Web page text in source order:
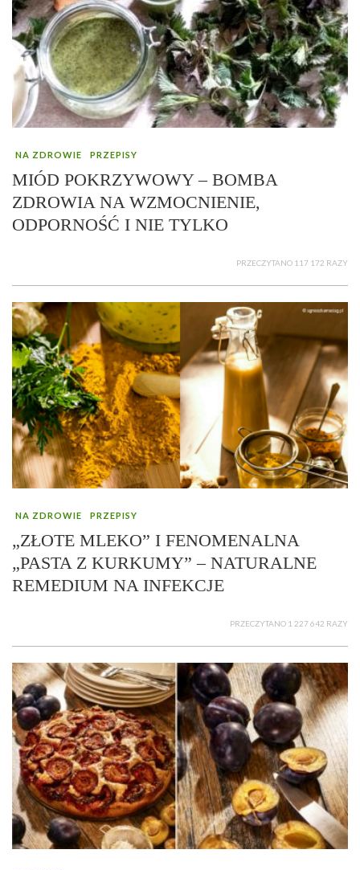
NA ZDROWIE PRZEPISY
MIÓD POKRZYWOWY – BOMBA
ZDROWIA NA WZMOCNIENIE,
ODPORNOŚĆ I NIE TYLKO
PRZECZYTANO 117 172 RAZY
NA ZDROWIE PRZEPISY
„ZŁOTE MLEKO” I FENOMENALNA
„PASTA Z KURKUMY” – NATURALNE
REMEDIUM NA INFEKCJE
PRZECZYTANO 1 227 642 RAZY